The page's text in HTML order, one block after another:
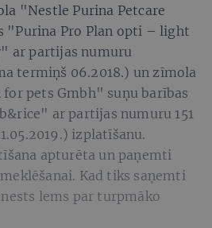
"Nestle Purina Petcare
"Purina Pro Plan opti – light
ar partijas numuru
termiņš 06.2018.) un zīmola
pets Gmbh" suņu barības
ar partijas numuru 151
izplatīšanu.
apturēta un paņemti
Kad tiks saņemti
lems par turpmāko